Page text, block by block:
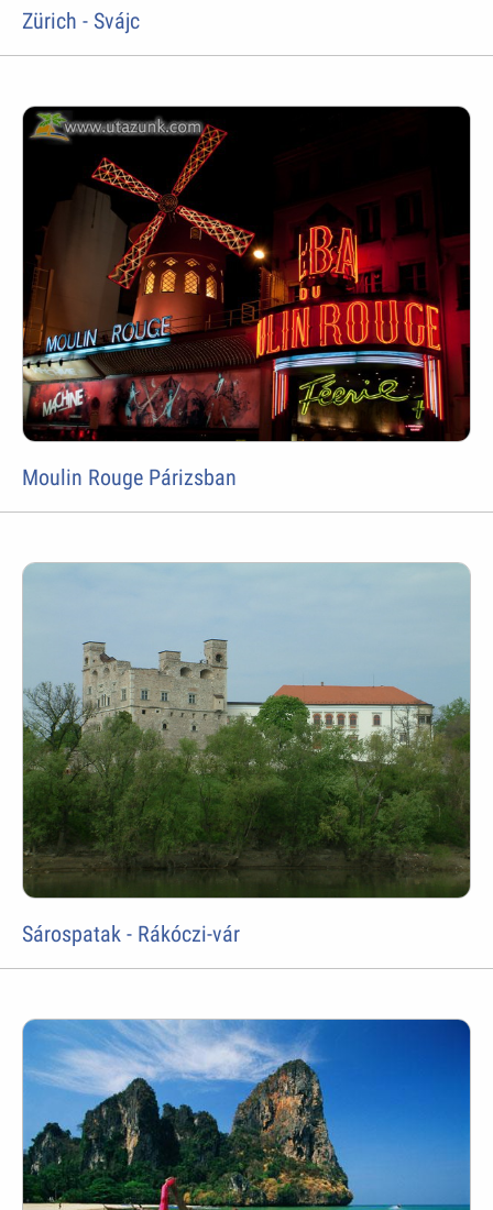
Zürich - Svájc
Moulin Rouge Párizsban
Sárospatak - Rákóczi-vár